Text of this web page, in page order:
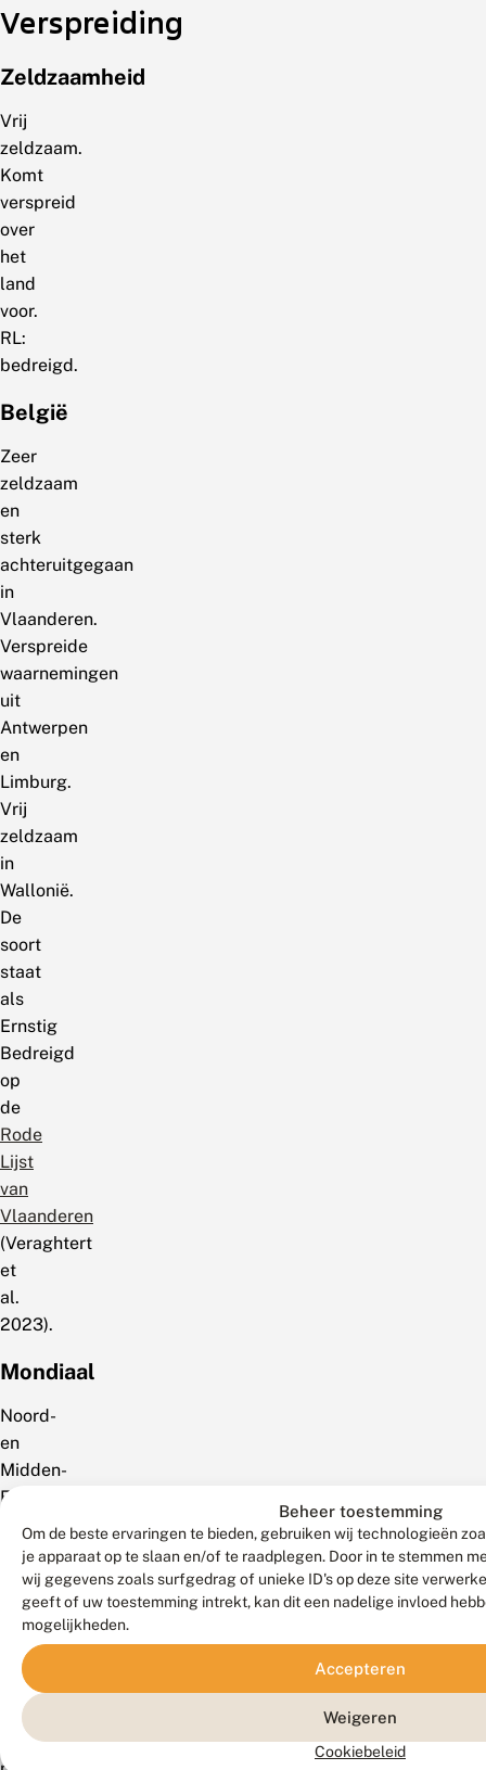
Beheer toestemming
Om de beste ervaringen te bieden, gebruiken wij technologieën
je apparaat op te slaan en/of te raadplegen. Door in te stemmen
wij gegevens zoals surfgedrag of unieke ID's op deze site
geeft of uw toestemming intrekt, kan dit een nadelige invloed
mogelijkheden.
Accepteren
Weigeren
Cookiebeleid
Verspreiding
Zeldzaamheid
Vrij
zeldzaam.
Komt
verspreid
over
het
land
voor.
RL:
bedreigd.
België
Zeer
zeldzaam
en
sterk
achteruitgegaan
in
Vlaanderen.
Verspreide
waarnemingen
uit
Antwerpen
en
Limburg.
Vrij
zeldzaam
in
Wallonië.
De
soort
staat
als
Ernstig
Bedreigd
op
de
Rode
Lijst
van
Vlaanderen
(Veraghtert
et
al.
2023).
Mondiaal
Noord-
en
Midden-
Europa,
Noord-
Midden-
Azië
Sachalin,
Korea
Japan,